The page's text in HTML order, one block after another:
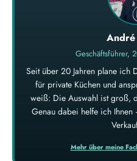
Geschäftsführer,
Seit über 20 Jahren plane ich
für private Küchen und
weiß: Die Auswahl ist groß,
Genau dabei helfe ich
Mehr über meine